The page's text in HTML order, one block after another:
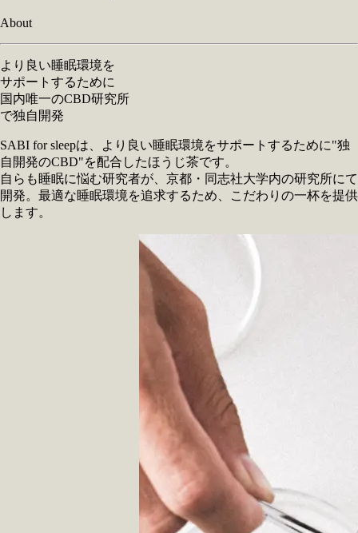
About
より良い睡眠環境を
サポート するために
国内唯一のCBD研究所
で独自開発
SABI for sleepは、より良い睡眠環境をサポートするために"独
自開発のCBD"を配合したほうじ茶です。
自らも睡眠に悩む研究者が、京都・同志社大学内の研究所にて
開発。最適な睡眠環境を追求するため、こだわりの一杯を提供
します。